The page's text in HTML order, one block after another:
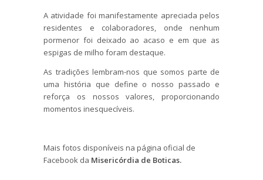
A atividade foi manifestamente apreciada pelos
residentes e colaboradores, onde nenhum
pormenor foi deixado ao acaso e em que as
espigas de milho foram destaque.
As tradições lembram-nos que somos parte de
uma história que define o nosso passado e
reforça os nossos valores, proporcionando
momentos inesquecíveis.
Mais fotos disponíveis na página oficial de
Facebook da Misericórdia de Boticas.